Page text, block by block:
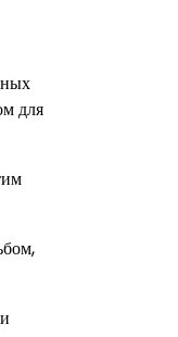
для